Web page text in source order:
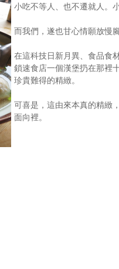
小吃不等人、也不遷就人。
而我們，遂也甘心情願放慢
在這科技日新月異、食品食
鎖速食店一個漢堡扔在那裡
珍貴難得的精緻。
可喜是，這由來本真的精緻
面向裡。